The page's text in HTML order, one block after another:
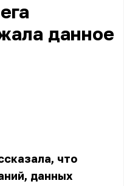
данное
что
данных